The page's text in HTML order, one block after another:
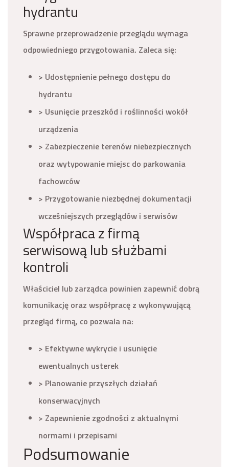
hydrantu
Sprawne przeprowadzenie przeglądu wymaga
odpowiedniego przygotowania. Zaleca się:
> Udostępnienie pełnego dostępu do
hydrantu
> Usunięcie przeszkód i roślinności wokół
urządzenia
> Zabezpieczenie terenów niebezpiecznych
oraz wytypowanie miejsc do parkowania
fachowców
> Przygotowanie niezbędnej dokumentacji
wcześniejszych przeglądów i serwisów
Współpraca z firmą
serwisową lub służbami
kontroli
Właściciel lub zarządca powinien zapewnić dobrą
komunikację oraz współpracę z wykonywującą
przegląd firmą, co pozwala na:
> Efektywne wykrycie i usunięcie
ewentualnych usterek
> Planowanie przyszłych działań
konserwacyjnych
> Zapewnienie zgodności z aktualnymi
normami i przepisami
Podsumowanie